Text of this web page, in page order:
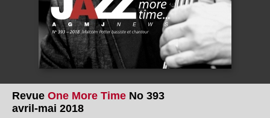
Revue One More Time No 393
avril-mai 2018